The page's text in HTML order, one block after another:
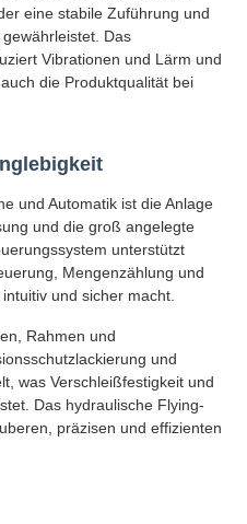
eine stabile Zuführung und
Das
Vibrationen und Lärm und
die Produktqualität bei
und Automatik ist die Anlage
und die groß angelegte
unterstützt
Mengenzählung und
und sicher macht.
Rahmen und
und
was Verschleißfestigkeit und
Das hydraulische Flying-
präzisen und effizienten